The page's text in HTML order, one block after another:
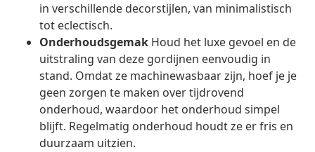
in verschillende decorstijlen, van minimalistisch
tot eclectisch.
Onderhoudsgemak Houd het luxe gevoel en de
uitstraling van deze gordijnen eenvoudig in
stand. Omdat ze machinewasbaar zijn, hoef je je
geen zorgen te maken over tijdrovend
onderhoud, waardoor het onderhoud simpel
blijft. Regelmatig onderhoud houdt ze er fris en
duurzaam uitzien.